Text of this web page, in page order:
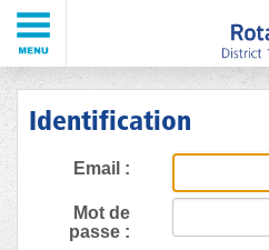
Identification
Email :
Mot de
passe :